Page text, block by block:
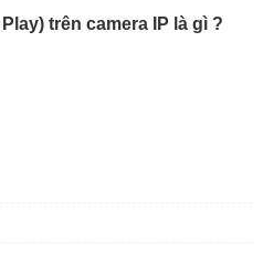
trên camera IP là gì ?